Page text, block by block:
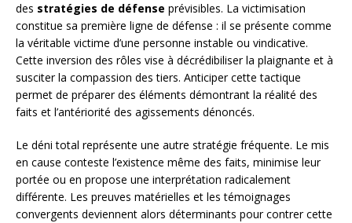
des stratégies de défense prévisibles. La victimisation
constitue sa première ligne de défense : il se présente comme
la véritable victime d’une personne instable ou vindicative.
Cette inversion des rôles vise à décrédibiliser la plaignante et à
susciter la compassion des tiers. Anticiper cette tactique
permet de préparer des éléments démontrant la réalité des
faits et l’antériorité des agissements dénoncés.
Le déni total représente une autre stratégie fréquente. Le mis
en cause conteste l’existence même des faits, minimise leur
portée ou en propose une interprétation radicalement
différente. Les preuves matérielles et les témoignages
convergents deviennent alors déterminants pour contrer cette